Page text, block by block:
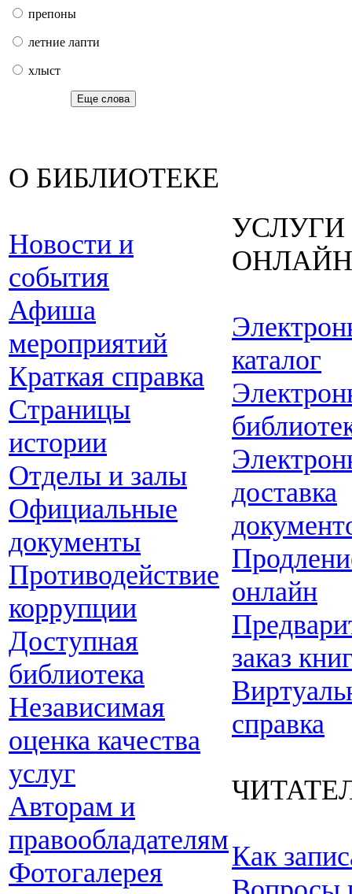
препоны
летние лапти
хлыст
Еще слова
О БИБЛИОТЕКЕ
Новости и
события
Афиша
мероприятий
Краткая справка
Страницы
истории
Отделы и залы
Официальные
документы
Противодействие
коррупции
Доступная
библиотека
Независимая
оценка качества
услуг
Авторам и
правообладателям
Фотогалерея
УСЛУГИ
ОНЛАЙН
каталог
доставка
онлайн
заказ
справка
Как